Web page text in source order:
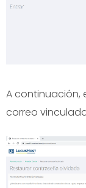
A continuación,
correo